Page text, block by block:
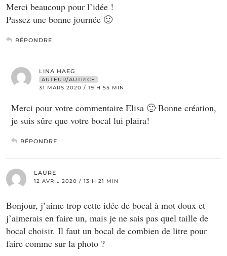
Merci beaucoup pour l’idée !
Passez une bonne journée 🙂
RÉPONDRE
LINA HAEG
AUTEUR/AUTRICE
31 MARS 2020 / 19 H 55 MIN
Merci pour votre commentaire Elisa 🙂 Bonne création,
je suis sûre que votre bocal lui plaira!
RÉPONDRE
LAURE
12 AVRIL 2020 / 13 H 21 MIN
Bonjour, j’aime trop cette idée de bocal à mot doux et
j’aimerais en faire un, mais je ne sais pas quel taille de
bocal choisir. Il faut un bocal de combien de litre pour
faire comme sur la photo ?